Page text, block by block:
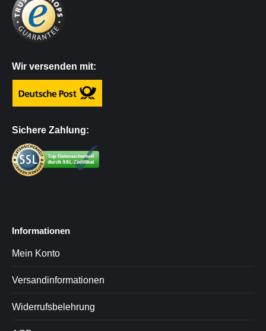
Wir versenden mit:
Sichere Zahlung:
Informationen
Mein Konto
Versandinformationen
Widerrufsbelehrung